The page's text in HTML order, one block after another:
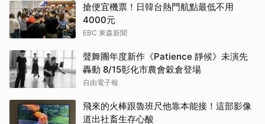
搶便宜機票！日韓台熱門航點最低不用
4000元
EBC 東森新聞
聲舞團年度新作《Patience 靜候》未演先
轟動 8/15彰化市農會穀倉登場
自由電子報
飛來的火棒跟魯班尺他靠本能接！這部影像
道出社畜生存心酸